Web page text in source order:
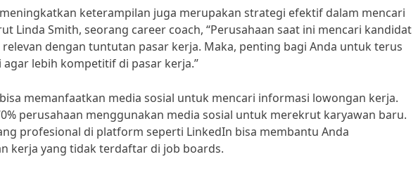
keterampilan juga merupakan strategi efektif dalam mencari
Linda Smith, seorang career coach, “Perusahaan saat ini mencari kandidat
dengan tuntutan pasar kerja. Maka, penting bagi Anda untuk terus
lebih kompetitif di pasar kerja.”
memanfaatkan media sosial untuk mencari informasi lowongan kerja.
perusahaan menggunakan media sosial untuk merekrut karyawan baru.
profesional di platform seperti LinkedIn bisa membantu Anda
kerja yang tidak terdaftar di job boards.